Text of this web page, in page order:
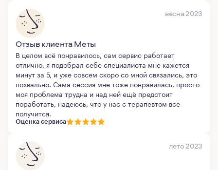
весна 2023
Отзыв клиента Меты
В целом всё понравилось, сам сервис работает
отлично, я подобрал себе специалиста мне кажется
минут за 5, и уже совсем скоро со мной связались, это
похвально. Сама сессия мне тоже понравилась, просто
моя проблема трудна и над ней ещё предстоит
поработать, надеюсь, что у нас с терапевтом всё
получится.
Оценка сервиса
лето 2023